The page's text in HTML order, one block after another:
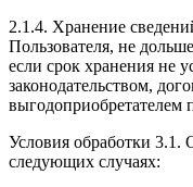
2.1.4. Хранение
Пользователя, не
если срок хранения не
законодательством,
выгодоприобретателем
Условия обработки 3.1.
следующих случаях: